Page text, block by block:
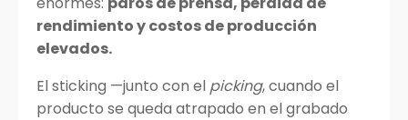
rendimiento y costos de producción
elevados.
El sticking —junto con el picking, cuando el
producto se queda atrapado en el grabado